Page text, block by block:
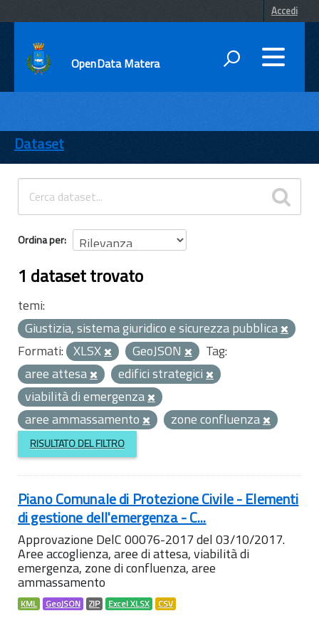
Accedi
OpenData Matera
ENTI
TEMI
INFORMAZIONI
Dataset
Ordina per
1 dataset trovato
temi:
Giustizia, sistema giuridico e sicurezza pubblica
Formati: XLSX GeoJSON
Tag:
aree attesa
edifici strategici
viabilità di emergenza
aree ammassamento
zone confluenza
RISULTATO DEL FILTRO
Piano Comunale di Protezione Civile - Elementi
di gestione dell'emergenza - C...
Approvazione DelC 00076-2017 del 03/10/2017.
Aree accoglienza, aree di attesa, viabilità di
emergenza, zone di confluenza, aree
ammassamento
KML GeoJSON ZIP Excel XLSX CSV